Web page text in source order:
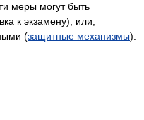
меры могут быть
к экзамену), или,
(защитные механизмы).